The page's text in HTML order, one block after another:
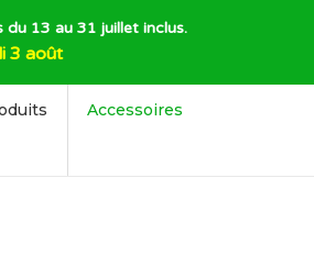
Accessoires
13 au 31 juillet inclus.
3 août